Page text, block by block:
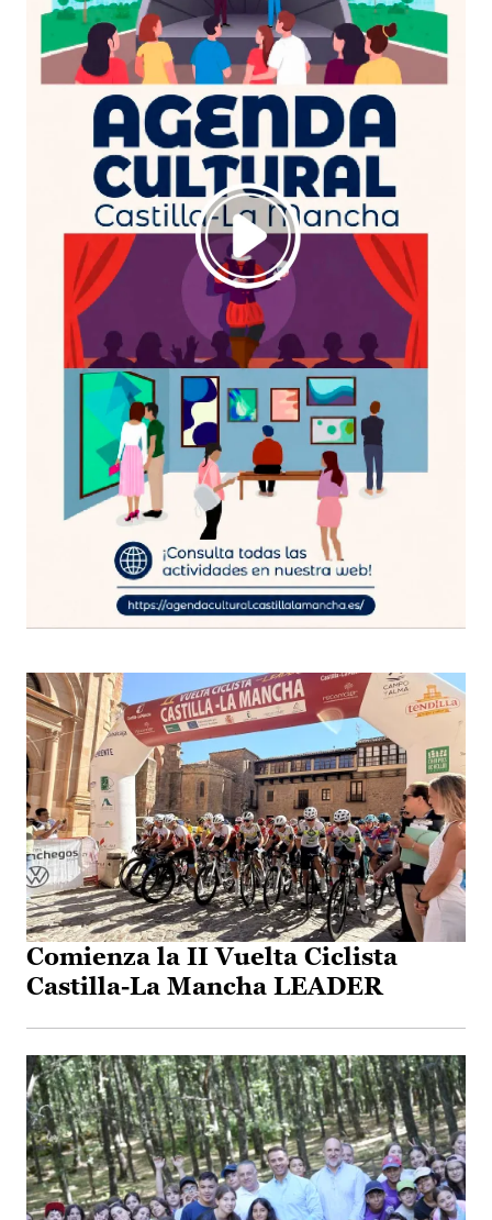
Comienza la II Vuelta Ciclista
Castilla-La Mancha LEADER